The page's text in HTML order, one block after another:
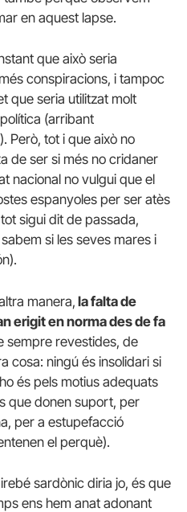
en aquest lapse.
que això seria
conspiracions, i tampoc
que seria utilitzat molt
(arribant
Però, tot i que això no
de ser si més no cridaner
nacional no vulgui que el
espanyoles per ser atès
sigui dit de passada,
si les seves mares i
manera, la falta de
erigit en norma des de fa
sempre revestides, de
cosa: ningú és insolidari si
és pels motius adequats
que donen suport, per
per a estupefacció
el perquè).
sardònic diria jo, és que
ens hem anat adonant